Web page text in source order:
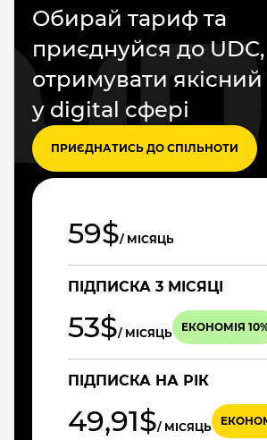
Обирай тариф та
приєднуйся до
отримувати якісний
у digital сфері
ПРИЄДНАТИСЬ ДО СПІЛЬНОТИ
59$/ МІСЯЦЬ
ПІДПИСКА 3 МІСЯЦІ
53$/ МІСЯЦЬ ЕКОНОМІЯ
ПІДПИСКА НА РІК
49,91$/ МІСЯЦЬ